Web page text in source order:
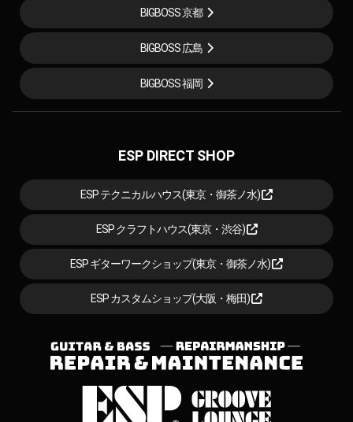
BIGBOSS 京都
BIGBOSS 広島
BIGBOSS 福岡
ESP DIRECT SHOP
ESP テクニカルハウス(東京・御茶ノ水)
ESP クラフトハウス(東京・渋谷)
ESP ギターワークショップ(東京・御茶ノ水)
ESP カスタムショップ(大阪・梅田)